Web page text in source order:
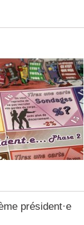
président·e